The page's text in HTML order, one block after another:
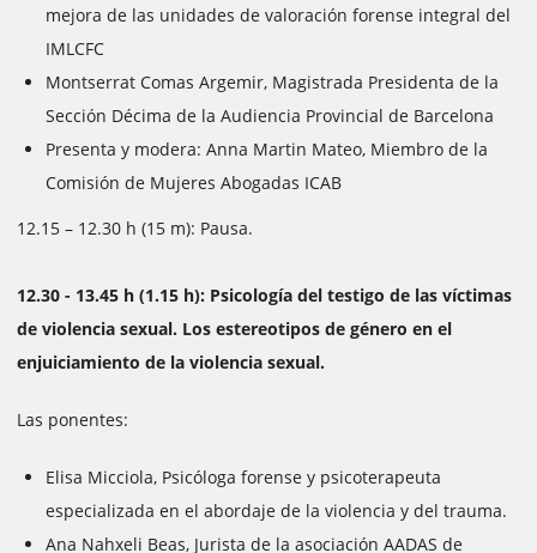
mejora de las unidades de valoración forense integral del
IMLCFC
Montserrat Comas Argemir, Magistrada Presidenta de la
Sección Décima de la Audiencia Provincial de Barcelona
Presenta y modera: Anna Martin Mateo, Miembro de la
Comisión de Mujeres Abogadas ICAB
12.15 – 12.30 h (15 m): Pausa.
12.30 - 13.45 h (1.15 h): Psicología del testigo de las víctimas
de violencia sexual. Los estereotipos de género en el
enjuiciamiento de la violencia sexual.
Las ponentes:
Elisa Micciola, Psicóloga forense y psicoterapeuta
especializada en el abordaje de la violencia y del trauma.
Ana Nahxeli Beas, Jurista de la asociación AADAS de